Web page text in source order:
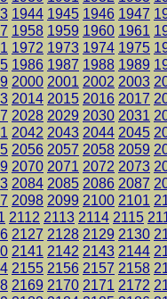
1944 1945 1946 1947
1958 1959 1960 1961
1972 1973 1974 1975
1986 1987 1988 1989
2000 2001 2002 2003
2014 2015 2016 2017
2028 2029 2030 2031
2042 2043 2044 2045
2056 2057 2058 2059
2070 2071 2072 2073
2084 2085 2086 2087
2098 2099 2100 2101
2112 2113 2114 2115
2127 2128 2129 2130
2141 2142 2143 2144
2155 2156 2157 2158
2169 2170 2171 2172